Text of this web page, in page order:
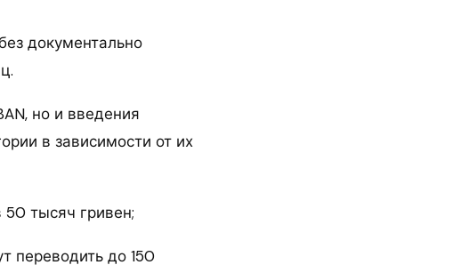
документально
но и введения
в зависимости от их
тысяч гривен;
переводить до 150